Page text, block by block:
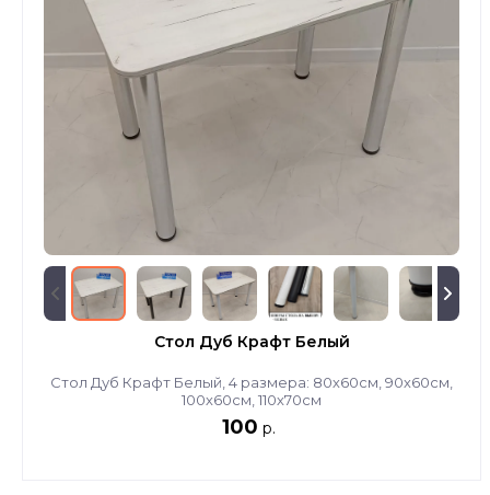
Стол Дуб Крафт Белый
Стол Дуб Крафт Белый, 4 размера: 80х60см, 90х60см,
100х60см, 110х70см
100 р.